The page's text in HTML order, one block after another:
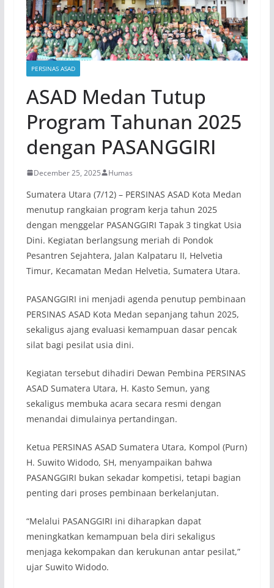
PERSINAS ASAD
ASAD Medan Tutup
Program Tahunan 2025
dengan PASANGGIRI
December 25, 2025 Humas
Sumatera Utara (7/12) – PERSINAS ASAD Kota Medan
menutup rangkaian program kerja tahun 2025
dengan menggelar PASANGGIRI Tapak 3 tingkat Usia
Dini. Kegiatan berlangsung meriah di Pondok
Pesantren Sejahtera, Jalan Kalpataru II, Helvetia
Timur, Kecamatan Medan Helvetia, Sumatera Utara.
PASANGGIRI ini menjadi agenda penutup pembinaan
PERSINAS ASAD Kota Medan sepanjang tahun 2025,
sekaligus ajang evaluasi kemampuan dasar pencak
silat bagi pesilat usia dini.
Kegiatan tersebut dihadiri Dewan Pembina PERSINAS
ASAD Sumatera Utara, H. Kasto Semun, yang
sekaligus membuka acara secara resmi dengan
menandai dimulainya pertandingan.
Ketua PERSINAS ASAD Sumatera Utara, Kompol (Purn)
H. Suwito Widodo, SH, menyampaikan bahwa
PASANGGIRI bukan sekadar kompetisi, tetapi bagian
penting dari proses pembinaan berkelanjutan.
“Melalui PASANGGIRI ini diharapkan dapat
meningkatkan kemampuan bela diri sekaligus
menjaga kekompakan dan kerukunan antar pesilat,”
ujar Suwito Widodo.